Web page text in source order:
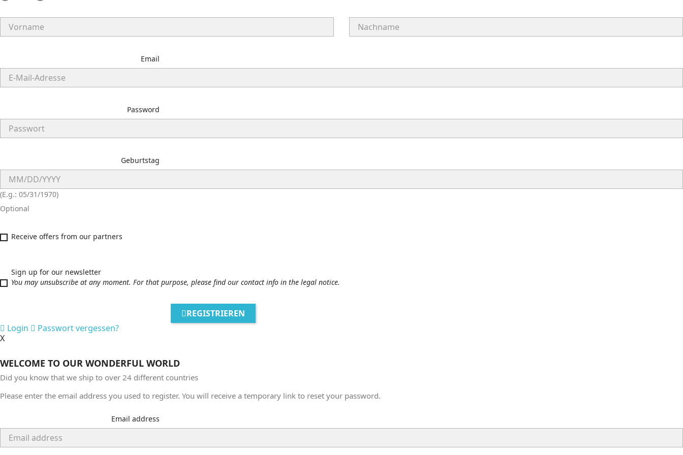
Email
Password
Geburtstag
(E.g.: 05/31/1970)
Optional
Receive offers from our partners
Sign up for our newsletter
You may unsubscribe at any moment. For that purpose, please find our contact info in the legal notice.
REGISTRIEREN
Login
Passwort vergessen?
X
WELCOME TO OUR WONDERFUL WORLD
Did you know that we ship to over 24 different countries
Please enter the email address you used to register. You will receive a temporary link to reset your password.
Email address